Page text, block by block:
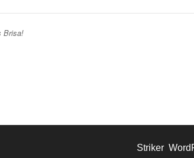
Brisa!
Striker